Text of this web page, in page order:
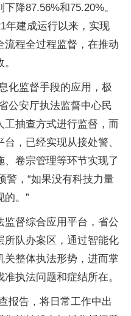
降87.56%和75.20%。
年建成运行以来，实现
程全过程监督，在推动
化监督手段的应用，极
公安厅执法监督中心民
工抽查方式进行监督，而
，已经实现从接处警、
卷宗管理等环节实现了
警，“如果没有科技力量
的。”
监督综合应用平台，省公
所队办案区，通过智能化
关整体执法形势，进而掌
执法问题和症结所在。
报告，将日常工作中出